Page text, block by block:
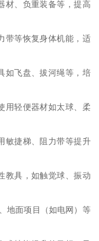
材、负重装备等，提高
带等恢复身体机能，适
如飞盘、拔河绳等，培
用轻便器材如太球、柔
敏捷梯、阻力带等提升
教具，如触觉球、振动
地面项目（如电网）等